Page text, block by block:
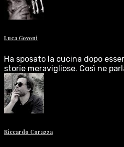
Luca Govoni
Ha sposato la cucina dopo
storie meravigliose. Così ne
Riccardo Corazza